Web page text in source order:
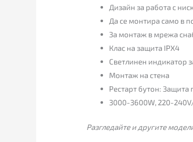
Дизайн за работа с
Да се монтира само в
За монтаж в мрежа
Клас на защита IPX4
Светлинен индикатор
Монтаж на стена
Рестарт бутон: Защита
3000-3600W, 220-
Разгледайте и другите